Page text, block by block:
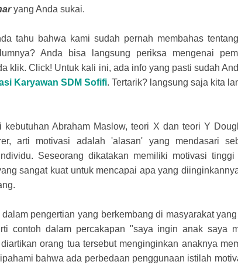
yang Anda sukai.
tahu bahwa kami sudah pernah membahas tentang
Anda bisa langsung periksa mengenai
klik. Click! Untuk kali ini, ada info yang pasti sudah
Karyawan SDM Sofifi. Tertarik? langsung saja kita
kebutuhan Abraham Maslow, teori X dan teori Y
arti motivasi adalah 'alasan' yang mendasari
Seseorang dikatakan memiliki motivasi
sangat kuat untuk mencapai apa yang
pengertian yang berkembang di masyarakat
contoh dalam percakapan "saya ingin anak saya
orang tua tersebut menginginkan anaknya
bahwa ada perbedaan penggunaan istilah